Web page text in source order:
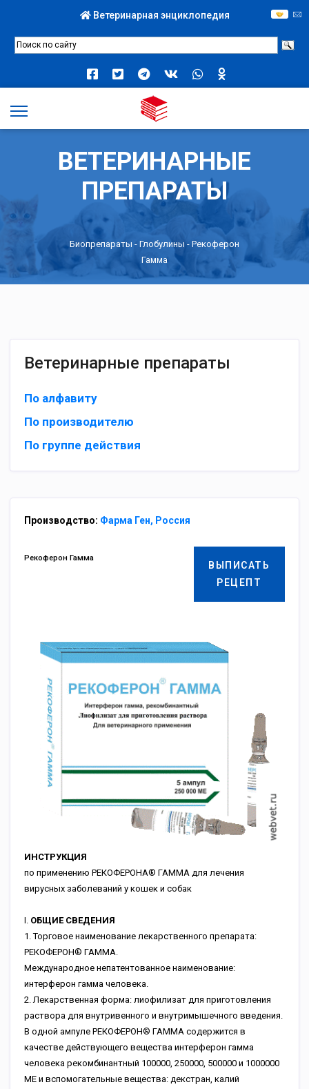
Ветеринарная энциклопедия
ВЕТЕРИНАРНЫЕ
ПРЕПАРАТЫ
Биопрепараты - Глобулины - Рекоферон
Гамма
Ветеринарные препараты
По алфавиту
По производителю
По группе действия
Производство: Фарма Ген, Россия
ВЫПИСАТЬ
РЕЦЕПТ
Рекоферон Гамма
ИНСТРУКЦИЯ
по применению РЕКОФЕРОНА® ГАММА для лечения
вирусных заболеваний у кошек и собак
I. ОБЩИЕ СВЕДЕНИЯ
1. Торговое наименование лекарственного препарата:
РЕКОФЕРОН® ГАММА.
Международное непатентованное наименование:
интерферон гамма человека.
2. Лекарственная форма: лиофилизат для приготовления
раствора для внутривенного и внутримышечного введения.
В одной ампуле РЕКОФЕРОН® ГАММА содержится в
качестве действующего вещества интерферон гамма
человека рекомбинантный 100000, 250000, 500000 и 1000000
МЕ и вспомогательные вещества: декстран, калий